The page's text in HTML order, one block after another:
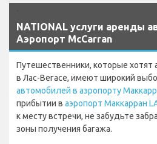
NATIONAL услуги аренды
Аэропорт McCarran
Путешественники, которые
в Лас-Вегасе, имеют широкий
автомобилей в аэропорту
прибытии в аэропорт Маккарран
к месту встречи, не забудьте
зоны получения багажа.